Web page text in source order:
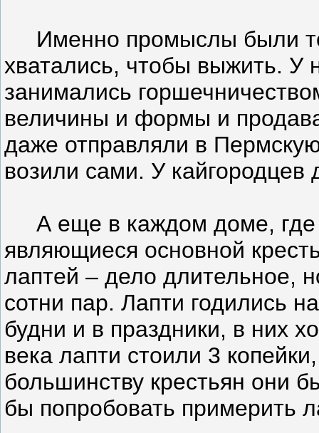
Именно промыслы были
хватались, чтобы выжить. У
занимались
величины и формы и
даже отправляли в
возили сами. У
А еще в каждом доме, где
являющиеся основной
лаптей – дело длительное,
сотни пар. Лапти годились
будни и в праздники, в них
века лапти стоили 3
большинству крестьян они
бы попробовать примерить